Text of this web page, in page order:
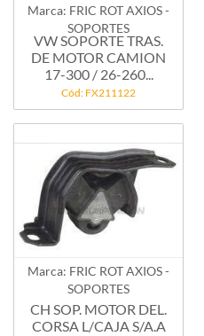
Marca: FRIC ROT AXIOS -
SOPORTES
VW SOPORTE TRAS.
DE MOTOR CAMION
17-300 / 26-260...
Cód: FX211122
Marca: FRIC ROT AXIOS -
SOPORTES
CH SOP. MOTOR DEL.
CORSA L/CAJA S/A.A